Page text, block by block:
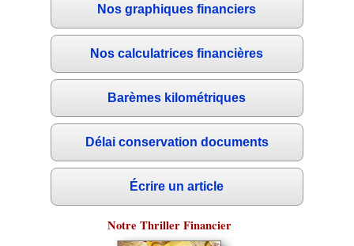
Nos graphiques financiers
Nos calculatrices financières
Barèmes kilométriques
Délai conservation documents
Écrire un article
Notre Thriller Financier